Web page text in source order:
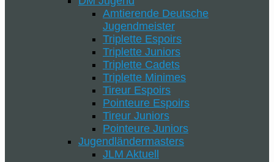
Amtierende Deutsche
Jugendmeister
Triplette Espoirs
Triplette Juniors
Triplette Cadets
Triplette Minimes
Tireur Espoirs
Pointeure Espoirs
Tireur Juniors
Pointeure Juniors
Jugendländermasters
JLM Aktuell